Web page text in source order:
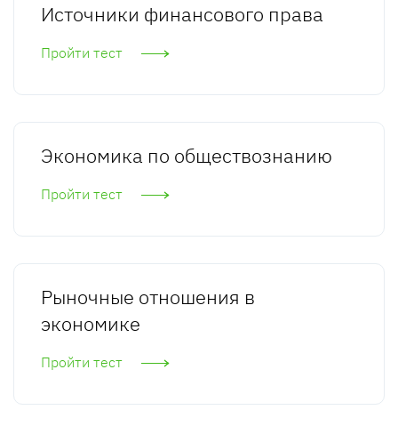
Источники финансового права
Пройти тест
Экономика по обществознанию
Пройти тест
Рыночные отношения в
экономике
Пройти тест